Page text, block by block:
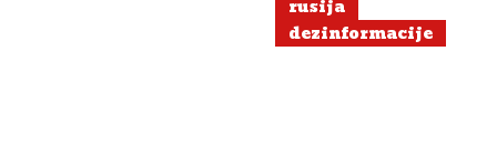
rusija
dezinformacije